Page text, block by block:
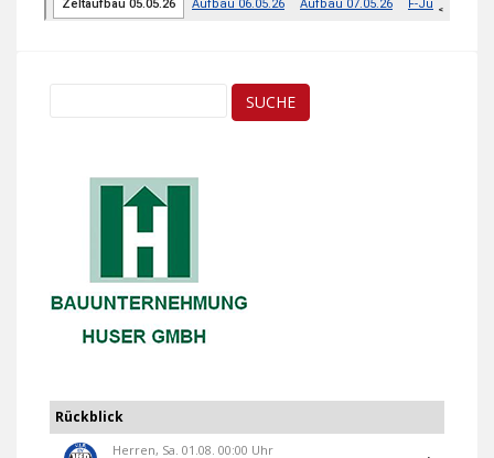
Rückblick
Herren, Sa. 01.08. 00:00 Uhr